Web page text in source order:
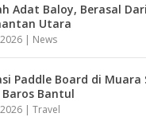
Adat Baloy, Berasal
Utara
| News
Paddle Board di Muara
Baros Bantul
|Travel